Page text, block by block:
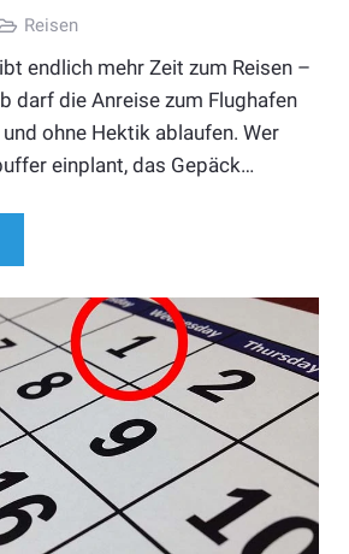
Reisen
endlich mehr Zeit zum Reisen –
darf die Anreise zum Flughafen
ohne Hektik ablaufen. Wer
einplant, das Gepäck…